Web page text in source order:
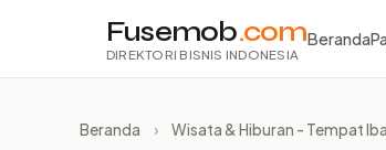
Fusemob.com
DIREKTORI BISNIS INDONESIA
Beranda
Beranda › Wisata & Hiburan - Tempat